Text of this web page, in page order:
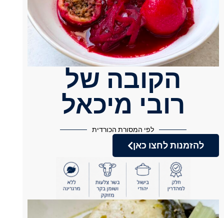
הקובה של
רובי מיכאל
לפי המסורת הכורדית
להזמנות לחצו כאן